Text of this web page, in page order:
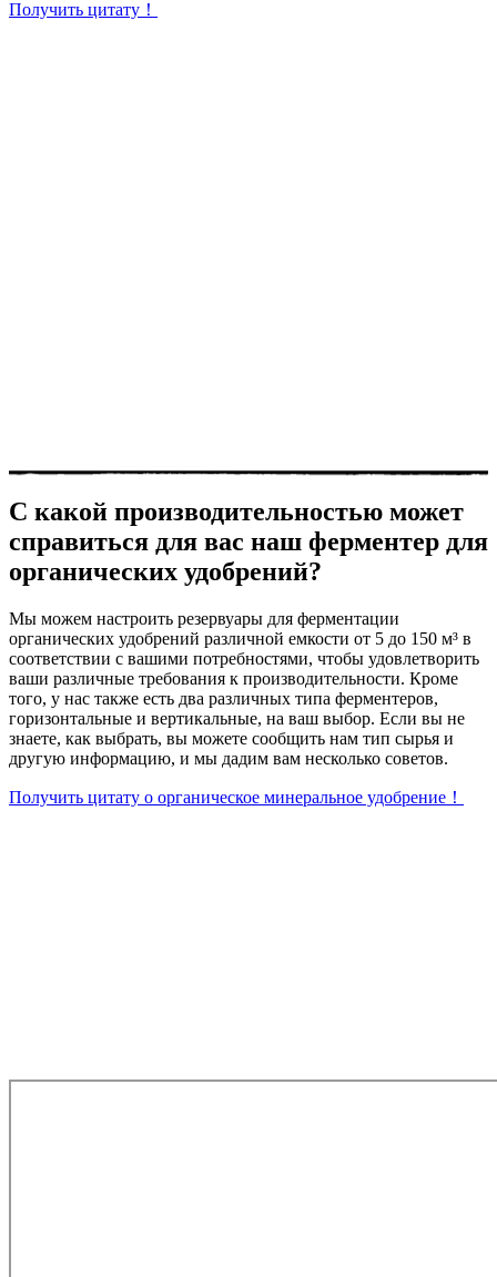
Получить цитату！
С какой производительностью может
справиться для вас наш ферментер для
органических удобрений?
Мы можем настроить резервуары для ферментации
органических удобрений различной емкости от 5 до 150 м³ в
соответствии с вашими потребностями, чтобы удовлетворить
ваши различные требования к производительности. Кроме
того, у нас также есть два различных типа ферментеров,
горизонтальные и вертикальные, на ваш выбор. Если вы не
знаете, как выбрать, вы можете сообщить нам тип сырья и
другую информацию, и мы дадим вам несколько советов.
Получить цитату о органическое минеральное удобрение！